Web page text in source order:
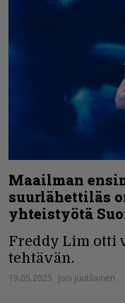
Maailman
suurlähettiläs
yhteistyötä
Freddy Lim otti
tehtävän.
19.05.2025 Joni Juutilainen